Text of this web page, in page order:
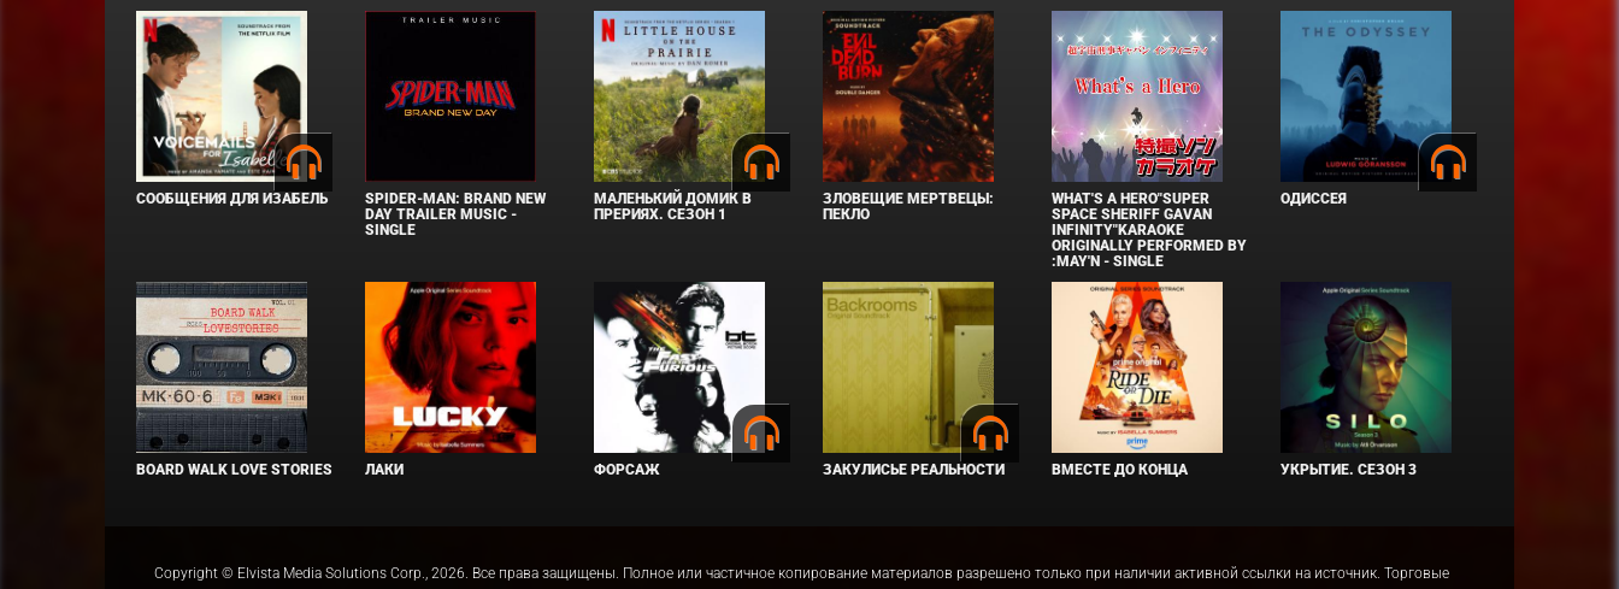
СООБЩЕНИЯ ДЛЯ ИЗАБЕЛЬ
SPIDER-MAN: BRAND NEW
DAY TRAILER MUSIC -
SINGLE
МАЛЕНЬКИЙ ДОМИК В
ПРЕРИЯХ. СЕЗОН 1
ЗЛОВЕЩИЕ МЕРТВЕЦЫ:
ПЕКЛО
WHAT'S A HERO"SUPER
SPACE SHERIFF GAVAN
INFINITY"KARAOKE
ORIGINALLY PERFORMED BY
:MAY'N - SINGLE
ОДИССЕЯ
BOARD WALK LOVE STORIES ЛАКИ ФОРСАЖ ЗАКУЛИСЬЕ РЕАЛЬНОСТИ ВМЕСТЕ ДО КОНЦА УКРЫТИЕ. СЕЗОН 3
Copyright © Elvista Media Solutions Corp., 2026. Все права защищены. Полное или частичное копирование материалов разрешено только при наличии активной ссылки на источник. Торговые